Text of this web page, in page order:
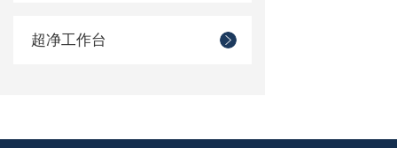
超净工作台